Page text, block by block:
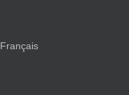
Français